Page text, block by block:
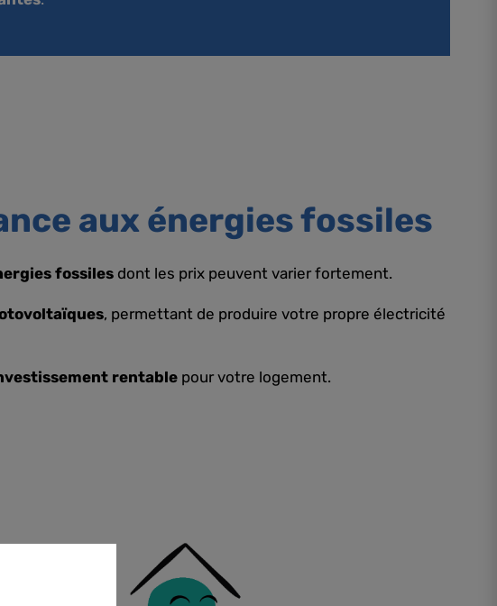
aux énergies fossiles
fossiles dont les prix peuvent varier fortement.
, permettant de produire votre propre électricité
rentable pour votre logement.